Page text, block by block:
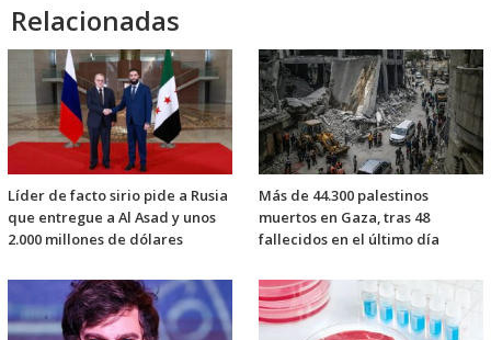
Relacionadas
Líder de facto sirio pide a Rusia
que entregue a Al Asad y unos
2.000 millones de dólares
Más de 44.300 palestinos
muertos en Gaza, tras 48
fallecidos en el último día